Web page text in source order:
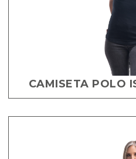
CAMISETA POLO